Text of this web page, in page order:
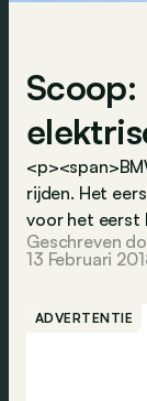
rijden. Het
voor het eerst
Geschreven
13 Februari
ADVERTENTIE